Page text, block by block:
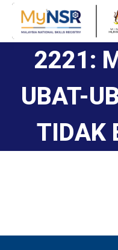
2221:
UBAT-
TIDAK